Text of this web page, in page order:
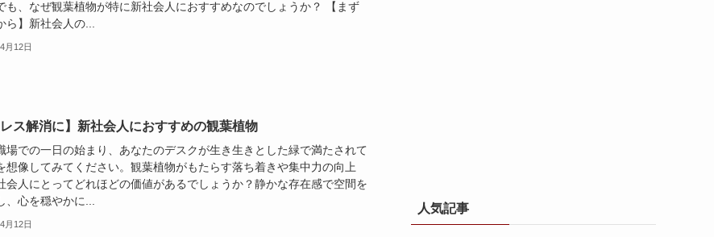
も、なぜ観葉植物が特に新社会人におすすめなのでしょうか？ 【まず
ら】新社会人の...
月12日
レス解消に】新社会人におすすめの観葉植物
場での一日の始まり、あなたのデスクが生き生きとした緑で満たされて
想像してみてください。観葉植物がもたらす落ち着きや集中力の向上
会人にとってどれほどの価値があるでしょうか？静かな存在感で空間を
、心を穏やかに...
月12日
人気記事